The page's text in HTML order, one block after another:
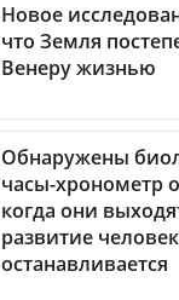
Новое
что Земля
Венеру жизнью
Обнаружены
часы-хронометр
когда они
развитие
останавливается